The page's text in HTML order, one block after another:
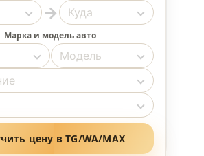
→
Марка и модель авто
цену в TG/WA/MAX